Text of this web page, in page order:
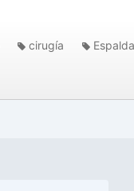
cirugía Espalda